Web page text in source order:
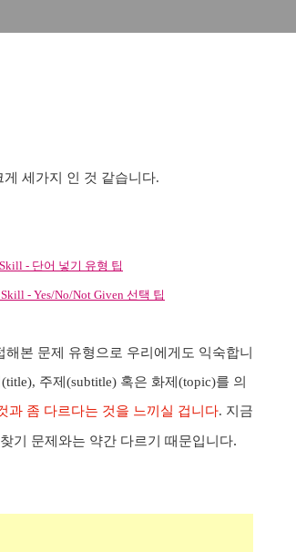
세가지 인 것 같습니다.
- 단어 넣기 유형 팁
- Yes/No/Not Given 선택 팁
본 문제 유형으로 우리에게도 익숙합니
(title), 주제 (subtitle) 혹은 화제 (topic)를 의
과 좀 다르다는 것을 느끼실 겁니다. 지금
기 문제와는 약간 다르기 때문입니다.